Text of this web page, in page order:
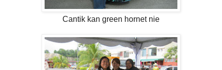
Cantik kan green hornet nie